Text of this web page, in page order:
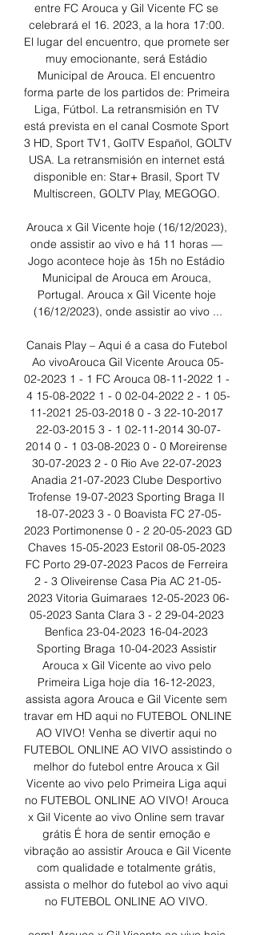
entre FC Arouca y Gil Vicente FC se
celebrará el 16. 2023, a la hora 17:00.
El lugar del encuentro, que promete ser
muy emocionante, será Estádio
Municipal de Arouca. El encuentro
forma parte de los partidos de: Primeira
Liga, Fútbol. La retransmisión en TV
está prevista en el canal Cosmote Sport
3 HD, Sport TV1, GolTV Español, GOLTV
USA. La retransmisión en internet está
disponible en: Star+ Brasil, Sport TV
Multiscreen, GOLTV Play, MEGOGO.
Arouca x Gil Vicente hoje (16/12/2023),
onde assistir ao vivo e há 11 horas —
Jogo acontece hoje às 15h no Estádio
Municipal de Arouca em Arouca,
Portugal. Arouca x Gil Vicente hoje
(16/12/2023), onde assistir ao vivo ...
Canais Play – Aqui é a casa do Futebol
Ao vivoArouca Gil Vicente Arouca 05-
02-2023 1 - 1 FC Arouca 08-11-2022 1 -
4 15-08-2022 1 - 0 02-04-2022 2 - 1 05-
11-2021 25-03-2018 0 - 3 22-10-2017
22-03-2015 3 - 1 02-11-2014 30-07-
2014 0 - 1 03-08-2023 0 - 0 Moreirense
30-07-2023 2 - 0 Rio Ave 22-07-2023
Anadia 21-07-2023 Clube Desportivo
Trofense 19-07-2023 Sporting Braga II
18-07-2023 3 - 0 Boavista FC 27-05-
2023 Portimonense 0 - 2 20-05-2023 GD
Chaves 15-05-2023 Estoril 08-05-2023
FC Porto 29-07-2023 Pacos de Ferreira
2 - 3 Oliveirense Casa Pia AC 21-05-
2023 Vitoria Guimaraes 12-05-2023 06-
05-2023 Santa Clara 3 - 2 29-04-2023
Benfica 23-04-2023 16-04-2023
Sporting Braga 10-04-2023 Assistir
Arouca x Gil Vicente ao vivo pelo
Primeira Liga hoje dia 16-12-2023,
assista agora Arouca e Gil Vicente sem
travar em HD aqui no FUTEBOL ONLINE
AO VIVO! Venha se divertir aqui no
FUTEBOL ONLINE AO VIVO assistindo o
melhor do futebol entre Arouca x Gil
Vicente ao vivo pelo Primeira Liga aqui
no FUTEBOL ONLINE AO VIVO! Arouca
x Gil Vicente ao vivo Online sem travar
grátis É hora de sentir emoção e
vibração ao assistir Arouca e Gil Vicente
com qualidade e totalmente grátis,
assista o melhor do futebol ao vivo aqui
no FUTEBOL ONLINE AO VIVO.